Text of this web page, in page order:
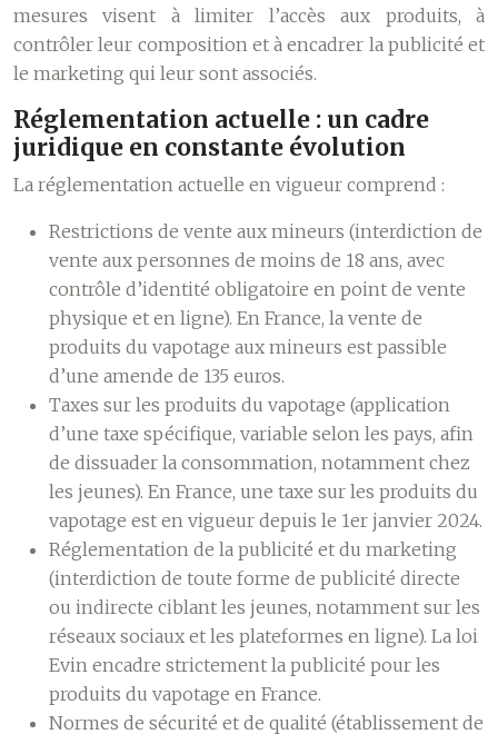
mesures visent à limiter l’accès aux produits, à
contrôler leur composition et à encadrer la publicité et
le marketing qui leur sont associés.
Réglementation actuelle : un cadre
juridique en constante évolution
La réglementation actuelle en vigueur comprend :
Restrictions de vente aux mineurs (interdiction de
vente aux personnes de moins de 18 ans, avec
contrôle d’identité obligatoire en point de vente
physique et en ligne). En France, la vente de
produits du vapotage aux mineurs est passible
d’une amende de 135 euros.
Taxes sur les produits du vapotage (application
d’une taxe spécifique, variable selon les pays, afin
de dissuader la consommation, notamment chez
les jeunes). En France, une taxe sur les produits du
vapotage est en vigueur depuis le 1er janvier 2024.
Réglementation de la publicité et du marketing
(interdiction de toute forme de publicité directe
ou indirecte ciblant les jeunes, notamment sur les
réseaux sociaux et les plateformes en ligne). La loi
Evin encadre strictement la publicité pour les
produits du vapotage en France.
Normes de sécurité et de qualité (établissement de